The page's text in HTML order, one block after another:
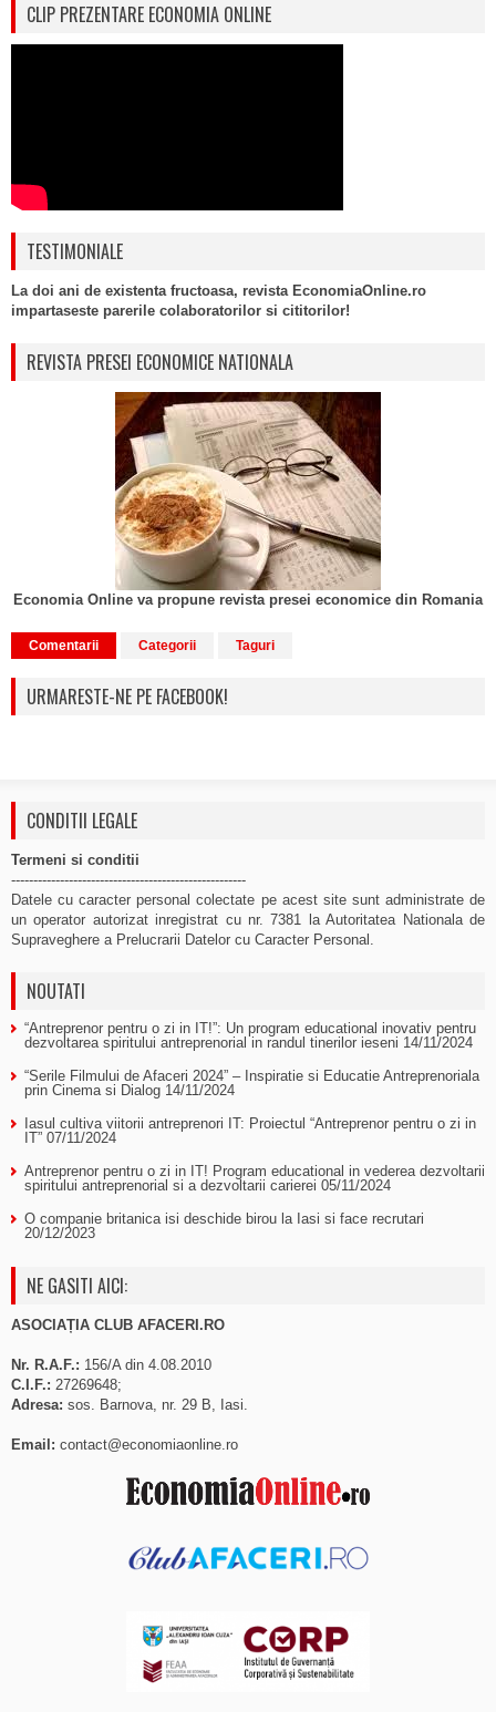
CLIP PREZENTARE ECONOMIA ONLINE
TESTIMONIALE
La doi ani de existenta fructoasa, revista EconomiaOnline.ro
impartaseste parerile colaboratorilor si cititorilor!
REVISTA PRESEI ECONOMICE NATIONALA
Economia Online va propune revista presei economice din Romania
Comentarii Categorii Taguri
URMARESTE-NE PE FACEBOOK!
CONDITII LEGALE
Termeni si conditii
-----------------------------------------------------
Datele cu caracter personal colectate pe acest site sunt administrate de
un operator autorizat inregistrat cu nr. 7381 la Autoritatea Nationala de
Supraveghere a Prelucrarii Datelor cu Caracter Personal.
NOUTATI
“Antreprenor pentru o zi in IT!”: Un program educational inovativ pentru
dezvoltarea spiritului antreprenorial in randul tinerilor ieseni 14/11/2024
“Serile Filmului de Afaceri 2024” – Inspiratie si Educatie Antreprenoriala
prin Cinema si Dialog 14/11/2024
Iasul cultiva viitorii antreprenori IT: Proiectul “Antreprenor pentru o zi in
IT” 07/11/2024
Antreprenor pentru o zi in IT! Program educational in vederea dezvoltarii
spiritului antreprenorial si a dezvoltarii carierei 05/11/2024
O companie britanica isi deschide birou la Iasi si face recrutari
20/12/2023
NE GASITI AICI:
ASOCIAȚIA CLUB AFACERI.RO
Nr. R.A.F.: 156/A din 4.08.2010
C.I.F.: 27269648;
Adresa: sos. Barnova, nr. 29 B, Iasi.
Email: contact@economiaonline.ro